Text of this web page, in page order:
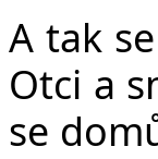
A tak
Otci a
se